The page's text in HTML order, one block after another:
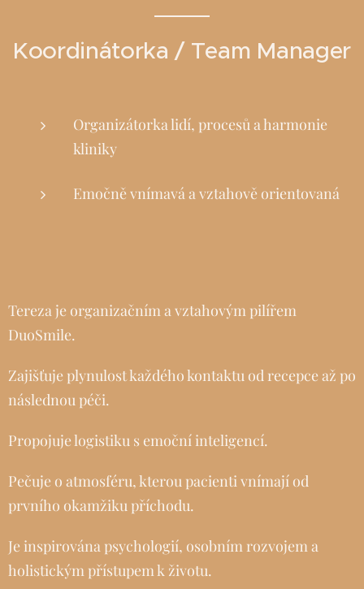
Koordinátorka / Team Manager
Organizátorka lidí, procesů a harmonie
kliniky
Emočně vnímavá a vztahově orientovaná
Tereza je organizačním a vztahovým pilířem
DuoSmile.
Zajišťuje plynulost každého kontaktu od recepce až po
následnou péči.
Propojuje logistiku s emoční inteligencí.
Pečuje o atmosféru, kterou pacienti vnímají od
prvního okamžiku příchodu.
Je inspirována psychologií, osobním rozvojem a
holistickým přístupem k životu.